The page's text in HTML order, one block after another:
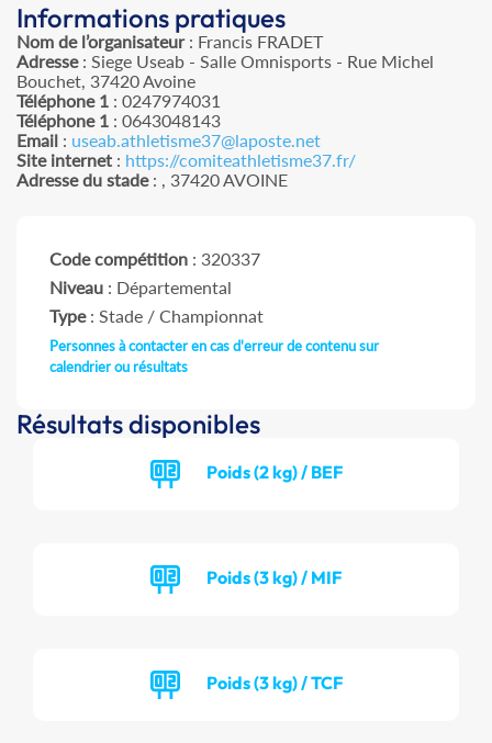
Informations pratiques
Nom de l’organisateur: Francis FRADET
Adresse: Siege Useab - Salle Omnisports - Rue Michel
Bouchet, 37420 Avoine
Téléphone 1 : 0247974031
Téléphone 1 : 0643048143
Email : useab.athletisme37@laposte.net
Site internet : https://comiteathletisme37.fr/
Adresse du stade: , 37420 AVOINE
Code compétition : 320337
Niveau : Départemental
Type: Stade / Championnat
Personnes à contacter en cas d'erreur de contenu sur
calendrier ou résultats
Résultats disponibles
Poids (2 kg) / BEF
Poids (3 kg) / MIF
Poids (3 kg) / TCF